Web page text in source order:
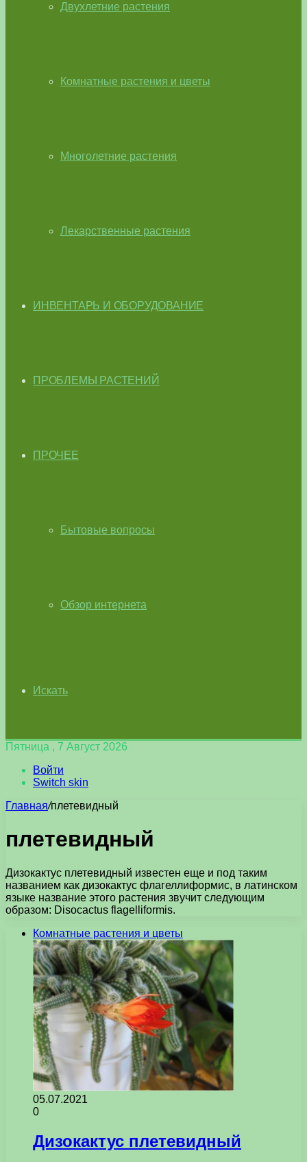
Двухлетние растения
Комнатные растения и цветы
Многолетние растения
Лекарственные растения
ИНВЕНТАРЬ И ОБОРУДОВАНИЕ
ПРОБЛЕМЫ РАСТЕНИЙ
ПРОЧЕЕ
Бытовые вопросы
Обзор интернета
Искать
Пятница , 7 Август 2026
Войти
Switch skin
Главная/плетевидный
плетевидный
Дизокактус плетевидный известен еще и под таким
названием как дизокактус флагеллиформис, в латинском
языке название этого растения звучит следующим
образом: Disocactus flagelliformis.
Комнатные растения и цветы
05.07.2021
0
Дизокактус плетевидный